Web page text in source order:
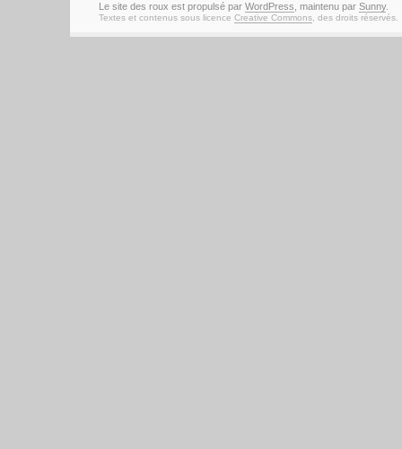
Le site des roux est propulsé par WordPress , maintenu par Sunny.
Textes et contenus sous licence Creative Commons, des droits réservés.